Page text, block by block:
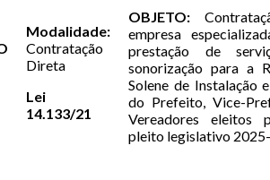
Modalidade:
Contratação
Direta
Lei
14.133/21
OBJETO:
empresa
prestação de
sonorização para a
Solene de Instalação
do Prefeito, Vice-
Vereadores eleitos
pleito legislativo